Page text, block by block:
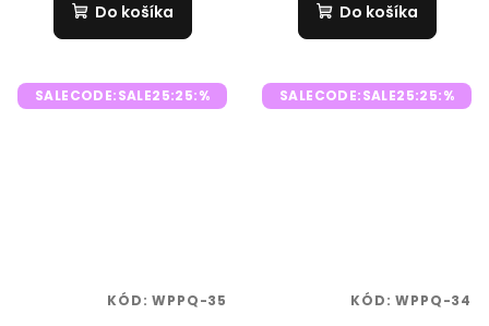
Do košíka Do košíka
SALECODE:SALE25:25:%
KÓD:WPPQ-35
SALECODE:SALE25:25:%
KÓD:WPPQ-34